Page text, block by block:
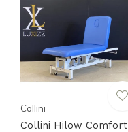
Collini
Collini Hilow Comfort